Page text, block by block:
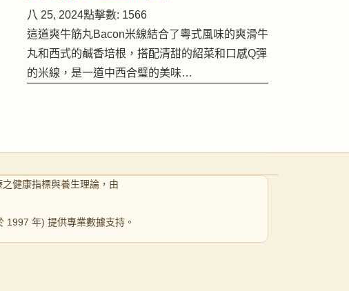
八 25, 2024點擊數: 1566
這道爽牛筋丸Bacon米線結合了粵式風味的爽滑牛
丸和西式的鹹香培根，搭配清甜的紹菜和口感Q彈
的米線，是一道中西合璧的美味…
之健康指標與養生理論，由
1997 年) 提供專業數據支持。